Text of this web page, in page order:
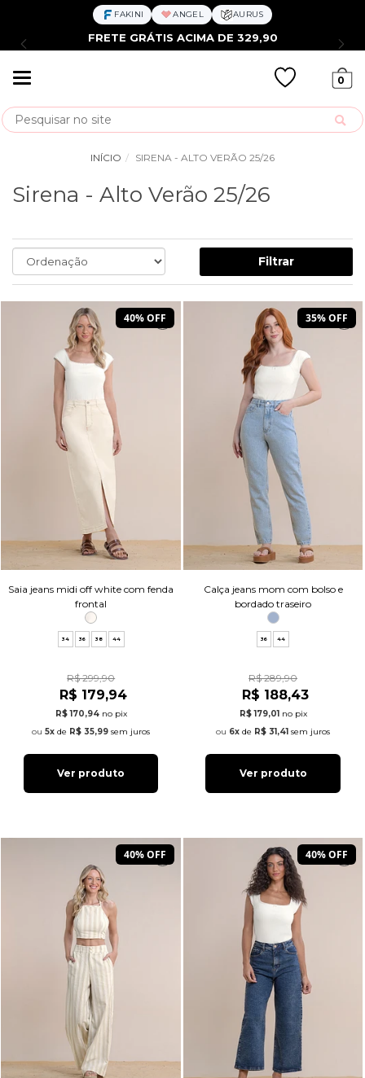
FAKINI ANGEL AURUS
FRETE GRÁTIS ACIMA DE 329,90
0
Busca
INÍCIO SIRENA - ALTO VERÃO 25/26
Sirena - Alto Verão 25/26
Filtrar
40% OFF
Saia jeans midi off white com fenda
frontal
34 36 38 44
R$ 299,90
R$ 179,94
R$ 170,94 no pix
5x de R$ 35,99 sem juros
Ver produto
35% OFF
Calça jeans mom com bolso e
bordado traseiro
36 44
R$ 289,90
R$ 188,43
R$ 179,01 no pix
6x de R$ 31,41 sem juros
Ver produto
40% OFF 40% OFF